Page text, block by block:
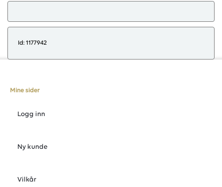
Id: 1177942
Mine sider
Logg inn
Ny kunde
Vilkår